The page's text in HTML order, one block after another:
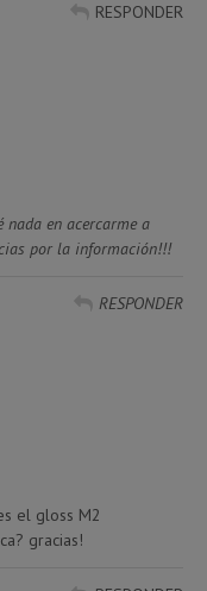
RESPONDER
nada en acercarme a
por la información!!!
RESPONDER
el gloss M2
gracias!